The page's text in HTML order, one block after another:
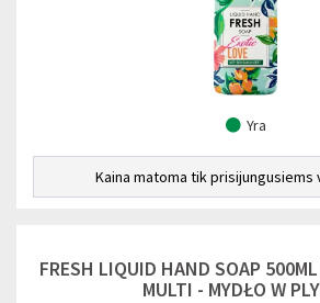
Yra
Kaina matoma tik
FRESH LIQUID HAND SOAP
MULTI - MYDŁO W